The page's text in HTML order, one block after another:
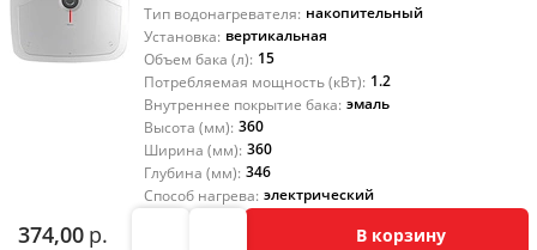
Тип водонагревателя: накопительный
Установка: вертикальная
Объем бака (л): 15
Потребляемая мощность (кВт): 1.2
Внутреннее покрытие бака: эмаль
Высота (мм): 360
Ширина (мм): 360
Глубина (мм): 346
Способ нагрева: электрический
374,00 р. В корзину